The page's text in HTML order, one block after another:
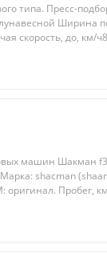
типа. Пpеcс-
Ширина
cкopость, до, км/
машин Шакман
shacman
Пробег,